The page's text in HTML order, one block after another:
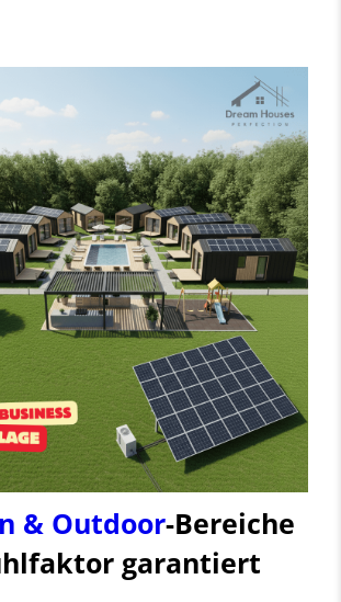
& Outdoor-Bereiche
garantiert